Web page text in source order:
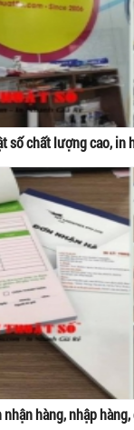
số chất lượng cao, in
hàng, nhập